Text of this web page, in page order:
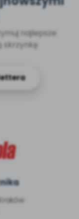
najlepsze
skrzynkę